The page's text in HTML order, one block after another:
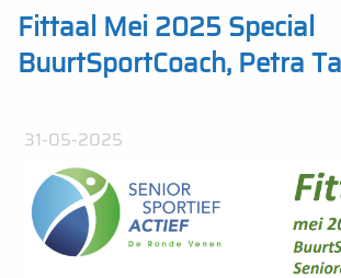
Fittaal Mei 2025 Special
BuurtSportCoach, Petra
31-05-2025